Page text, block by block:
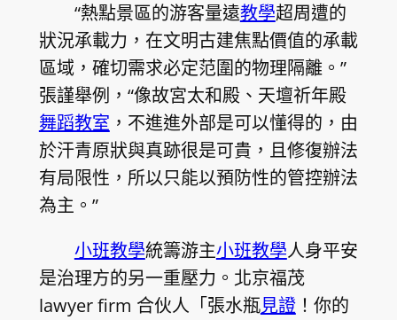
“熱點景區的游客量遠教學超周遭的
狀況承載力，在文明古建焦點價值的承載
區域，確切需求必定范圍的物理隔離。”
張謹舉例，“像故宮太和殿、天壇祈年殿
舞蹈教室 ，不進進外部是可以懂得的，由
於汗青原狀與真跡很是可貴，且修復辦法
有局限性，所以只能以預防性的管控辦法
為主。”
小班教學統籌游主小班教學人身平安
是治理方的另一重壓力。北京福茂
lawyer firm 合伙人「張水瓶見證！你的